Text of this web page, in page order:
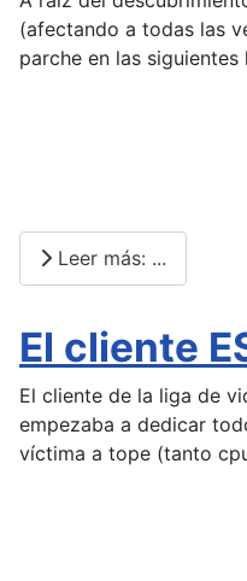
(afectando a todas las
parche en las
Leer más: ...
El cliente
El cliente de la liga de
empezaba a dedicar
víctima a tope (tanto